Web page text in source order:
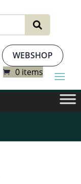
WEBSHOP
0 items